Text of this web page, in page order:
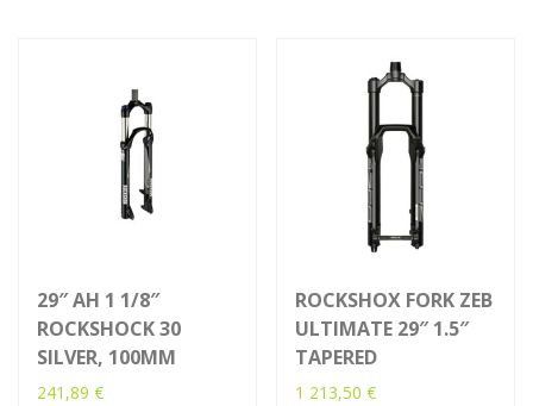
29″ AH 1 1/8″
ROCKSHOCK 30
SILVER, 100MM
241,89 €
ROCKSHOX FORK ZEB
ULTIMATE 29″ 1.5″
TAPERED
1 213,50€